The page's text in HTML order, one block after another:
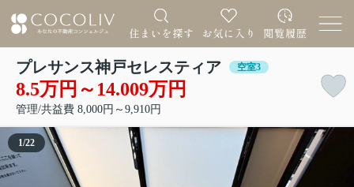
プレサンス神戸セレスティア 空室3
8.5万円～14.009万円
管理/共益費 8,000円～9,910円
1/22